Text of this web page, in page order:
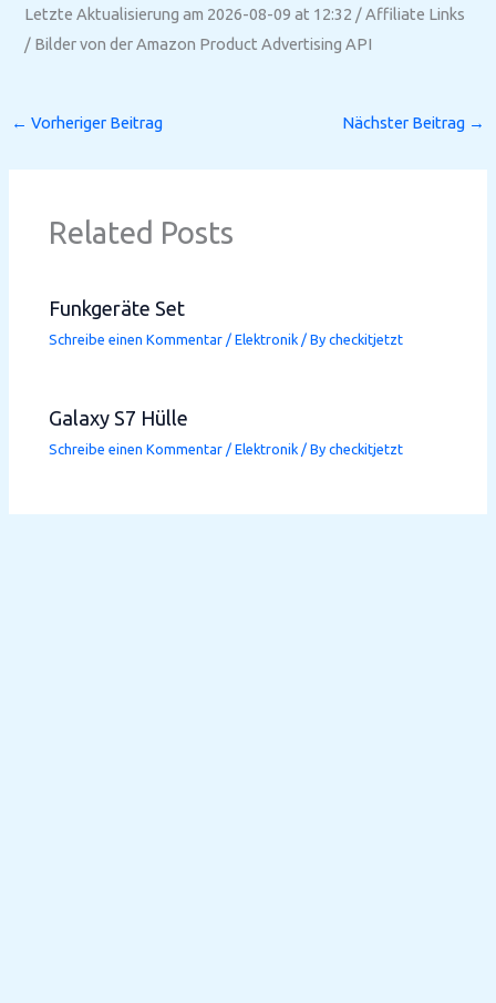
Letzte Aktualisierung am 2026-08-09 at 12:32 / Affiliate Links
/ Bilder von der Amazon Product Advertising API
← Vorheriger Beitrag Nächster Beitrag →
Related Posts
Funkgeräte Set
Schreibe einen Kommentar /Elektronik / Bycheckitjetzt
Galaxy S7 Hülle
Schreibe einen Kommentar /Elektronik / Bycheckitjetzt